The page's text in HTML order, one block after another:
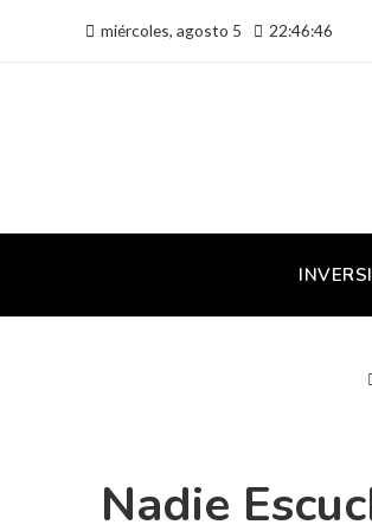
miércoles, agosto 5 22:46:47
Nadie